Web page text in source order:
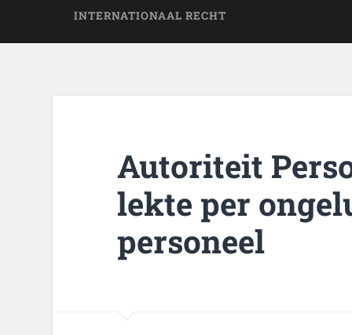
INTERNATIONAAL RECHT
Autoriteit
lekte per
personeel